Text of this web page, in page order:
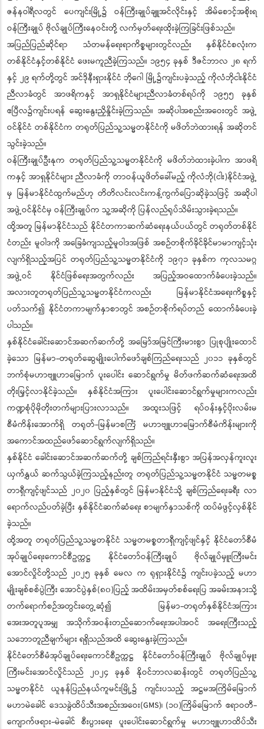
ဇန်နဝါရီလတွင် ပေကျင်းမြို့၌ ဝန်ကြီးချုပ်ချူအင်လိုင်းနှင့် အိမ်စောင့်အစိုးရ
ဝန်ကြီးချုပ် ဗိုလ်ချုပ်ကြီးနေဝင်းတို့ လက်မှတ်ရေးထိုးခဲ့ကြခြင်းဖြစ်သည်။
အပြည်ပြည်ဆိုင်ရာ သံတမန်ရေးရာကိစ္စများတွင်လည်း နှစ်နိုင်ငံစလုံးက
တစ်နိုင်ငံနှင့်တစ်နိုင်ငံ ဖေးမကူညီခဲ့ကြသည်။ ၁၉၅၄ ခုနှစ် ဒီဇင်ဘာလ ၂၈ ရက်
နှင့် ၂၉ ရက်တို့တွင် အင်ဒိုနီးရှားနိုင်ငံ ဘိုဂေါ မြို့၌ကျင်းပခဲ့သည့် ကိုလံဘိုငါးနိုင်ငံ
ညီလာခံတွင် အာဖရိကနှင့် အာရှနိုင်ငံများညီလာခံတစ်ရပ်ကို ၁၉၅၅ ခုနှစ်
ဧပြီလ၌ကျင်းပရန် ဆွေးနွေးညှိနှိုင်းခဲ့ကြသည်။ အဆိုပါအစည်းအဝေးတွင် အဖွဲ့
ဝင်နိုင်ငံ တစ်နိုင်ငံက တရုတ်ပြည်သူ့သမ္မတနိုင်ငံကို မဖိတ်ဘဲထားရန် အဆိုတင်
သွင်းခဲ့သည်။
ဝန်ကြီးချုပ်ဦးနုက တရုတ်ပြည်သူ့သမ္မတနိုင်ငံကို မဖိတ်ဘဲထားခဲ့ပါက အာဖရိ
ကနှင့် အာရှနိုင်ငံများ ညီလာခံကို တာဝန်ယူဖိတ်ခေါ်မည့် ကိုလံဘို(ငါး)နိုင်ငံအဖွဲ့
မှ မြန်မာနိုင်ငံထွက်မည်ဟု တိတိလင်းလင်းကန့်ကွက်ပြောဆိုခဲ့သဖြင့် အဆိုပါ
အဖွဲ့ဝင်နိုင်ငံမှ ဝန်ကြီးချုပ်က သူ့အဆိုကို ပြန်လည်ရုပ်သိမ်းသွားခဲ့ရသည်။
ထို့အတူ မြန်မာနိုင်ငံသည် နိုင်ငံတကာဆက်ဆံရေးနယ်ပယ်တွင် တရုတ်တစ်နိုင်
ငံတည်း မူဝါဒကို အခြေခံကျသည့်မူဝါဒအဖြစ် အစဉ်တစိုက်ခိုင်ခိုင်မာမာကျင့်သုံး
လျက်ရှိသည့်အပြင် တရုတ်ပြည်သူ့သမ္မတနိုင်ငံကို ၁၉၇၁ ခုနှစ်က ကုလသမဂ္ဂ
အဖွဲ့ဝင် နိုင်ငံဖြစ်ရေးအတွက်လည်း အပြည့်အဝထောက်ခံပေးခဲ့သည်။
အလားတူတရုတ်ပြည်သူ့သမ္မတနိုင်ငံကလည်း မြန်မာနိုင်ငံအရေးကိစ္စနှင့်
ပတ်သက်၍ နိုင်ငံတကာမျက်နှာစာတွင် အစဉ်တစိုက်ရပ်တည် ထောက်ခံပေးခဲ့
ပါသည်။
နှစ်နိုင်ငံခေါင်းဆောင်အဆက်ဆက်တို့ အမြော်အမြင်ကြီးမားစွာ ပြုစုပျိုးထောင်
ခဲ့သော မြန်မာ-တရုတ်ဆွေမျိုးပေါက်ဖော်ချစ်ကြည်ရေးသည် ၂၀၁၁ ခုနှစ်တွင်
ဘက်စုံမဟာဗျူဟာမြောက် ပူးပေါင်း ဆောင်ရွက်မှု မိတ်ဖက်ဆက်ဆံရေးအထိ
တိုးမြှင့်လာနိုင်ခဲ့သည်။ နှစ်နိုင်ငံအကြား ပူးပေါင်းဆောင်ရွက်မှုများကလည်း
ကဏ္ဍစုံပိုမိုတိုးတက်များပြားလာသည်။ အထူးသဖြင့် ရပ်ဝန်းနှင့်ပိုးလမ်းမ
စီမံကိန်းအောက်ရှိ တရုတ်-မြန်မာစင်္ကြံ မဟာဗျူဟာမြောက်စီမံကိန်းများကို
အကောင်အထည်ဖော်ဆောင်ရွက်လျက်ရှိသည်။
နှစ်နိုင်ငံ ခေါင်းဆောင်အဆက်ဆက်တို့ ချစ်ကြည်ရင်းနှီးစွာ အပြန်အလှန်ကူးလူး
ယှက်နွှယ် ဆက်သွယ်ခဲ့ကြသည့်နည်းတူ တရုတ်ပြည်သူ့သမ္မတနိုင်ငံ သမ္မတမစ္စ
တာရှီကျင့်ဖျင်သည် ၂၀၂၀ ပြည့်နှစ်တွင် မြန်မာနိုင်ငံသို့ ချစ်ကြည်ရေးခရီး လာ
ရောက်လည်ပတ်ခဲ့ပြီး နှစ်နိုင်ငံဆက်ဆံရေး စာမျက်နှာသစ်ကို ထပ်မံဖွင့်လှစ်နိုင်
ခဲ့သည်။
ထို့အတူ တရုတ်ပြည်သူ့သမ္မတနိုင်ငံ သမ္မတမစ္စတာရှီကျင့်ဖျင်နှင့် နိုင်ငံတော်စီမံ
အုပ်ချုပ်ရေးကောင်စီဥက္ကဋ္ဌ နိုင်ငံတော်ဝန်ကြီးချုပ် ဗိုလ်ချုပ်မှူးကြီးမင်း
အောင်လှိုင်တို့သည် ၂၀၂၅ ခုနှစ် မေလ က ရုရှားနိုင်ငံ၌ ကျင်းပခဲ့သည့် မဟာ
မျိုးချစ်စစ်ပွဲကြီး အောင်ပွဲနှစ်(၈၀)ပြည့် အထိမ်းအမှတ်စစ်ရေးပြ အခမ်းအနားသို့
တက်ရောက်စဉ်အတွင်းတွေ့ဆုံ၍ မြန်မာ-တရုတ်နှစ်နိုင်ငံအကြား
အေးအတူပူအမျှ အသိုက်အဝန်းတည်ဆောက်ရေးအပါအဝင် အရေးကြီးသည့်
သဘောတူညီချက်များ ရရှိသည်အထိ ဆွေးနွေးခဲ့ကြသည်။
နိုင်ငံတော်စီမံအုပ်ချုပ်ရေးကောင်စီဥက္ကဋ္ဌ နိုင်ငံတော်ဝန်ကြီးချုပ် ဗိုလ်ချုပ်မှူး
ကြီးမင်းအောင်လှိုင်သည် ၂၀၂၄ ခုနှစ် နိုဝင်ဘာလဆန်းတွင် တရုတ်ပြည်သူ့
သမ္မတနိုင်ငံ ယူနန်ပြည်နယ်ကူမင်းမြို့၌ ကျင်းပသည့် အဋ္ဌမအကြိမ်မြောက်
မဟာမဲခေါင် ဒေသခွဲထိပ်သီးအစည်းအဝေး(GMS)၊ (၁၀)ကြိမ်မြောက် ဧရာဝတီ-
ကျောက်ဖရား-မဲခေါင် စီးပွားရေး ပူးပေါင်းဆောင်ရွက်မှု မဟာဗျူဟာထိပ်သီး